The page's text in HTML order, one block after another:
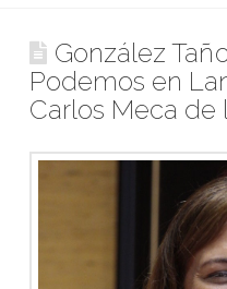
González
Podemos en
Carlos Meca de